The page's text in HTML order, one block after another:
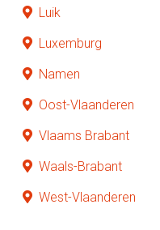
Luik
Luxemburg
Namen
Oost-Vlaanderen
Vlaams Brabant
Waals-Brabant
West-Vlaanderen